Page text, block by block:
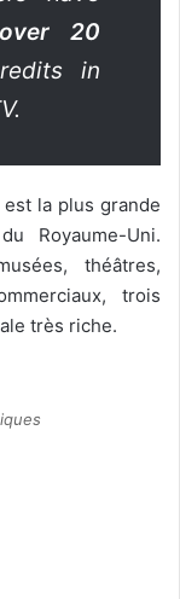
20
in
est la plus grande
Royaume-Uni.
théâtres,
trois
très riche.